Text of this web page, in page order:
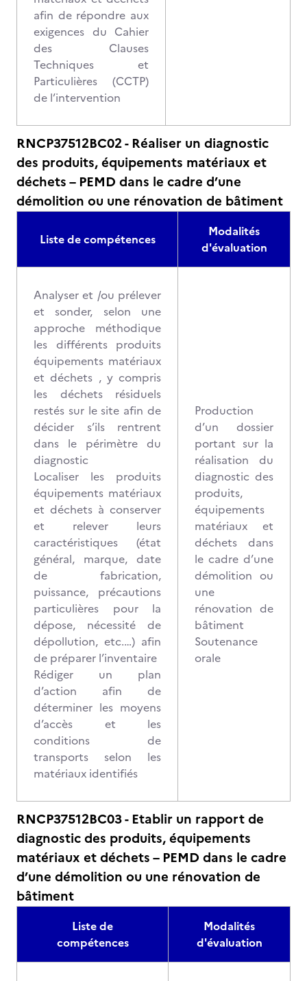
afin de répondre aux
exigences du Cahier
des Clauses
Techniques et
Particulières (CCTP)
de l’intervention
RNCP37512BC02 - Réaliser un diagnostic
des produits, équipements matériaux et
déchets – PEMD dans le cadre d’une
démolition ou une rénovation de bâtiment
Liste de compétences
Modalités
d'évaluation
Analyser et /ou prélever
et sonder, selon une
approche méthodique
les différents produits
équipements matériaux
et déchets , y compris
les déchets résiduels
restés sur le site afin de
décider s’ils rentrent
dans le périmètre du
diagnostic
Localiser les produits
équipements matériaux
et déchets à conserver
et relever leurs
caractéristiques (état
général, marque, date
de fabrication,
puissance, précautions
particulières pour la
dépose, nécessité de
dépollution, etc.…) afin
de préparer l’inventaire
Rédiger un plan
d’action afin de
déterminer les moyens
d’accès et les
conditions de
transports selon les
matériaux identifiés
Production
d’un dossier
portant sur la
réalisation du
diagnostic des
produits,
équipements
matériaux et
déchets dans
le cadre d’une
démolition ou
une
rénovation de
bâtiment
Soutenance
orale
RNCP37512BC03 - Etablir un rapport de
diagnostic des produits, équipements
matériaux et déchets – PEMD dans le cadre
d’une démolition ou une rénovation de
bâtiment
Liste de
compétences
Modalités
d'évaluation